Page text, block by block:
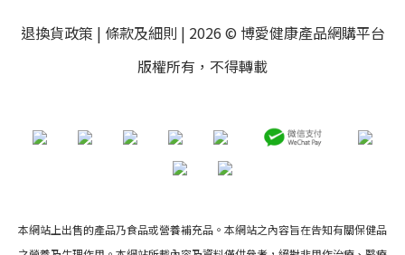
退換貨政策 | 條款及細則 | 2026 © 博愛健康產品網購平台
版權所有，不得轉載
本網站上出售的產品乃食品或營養補充品。本網站之內容旨在告知有關保健品